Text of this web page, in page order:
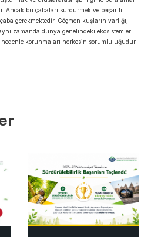
Ancak bu çabaları sürdürmek ve başarılı
gerekmektedir. Göçmen kuşların varlığı,
zamanda dünya genelindeki ekosistemler
korunmaları herkesin sorumluluğudur.